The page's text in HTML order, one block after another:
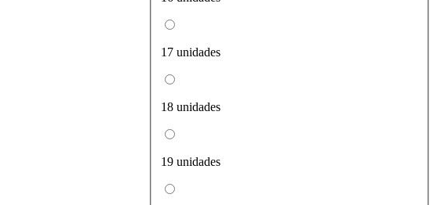
17 unidades
18 unidades
19 unidades